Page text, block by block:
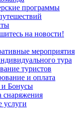
программы
на новости!
мероприятия
тура
туристов
и оплата
Бонусы
снаряжения
услуги